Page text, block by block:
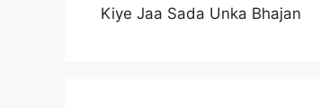
Kiye Jaa Sada Unka Bhajan